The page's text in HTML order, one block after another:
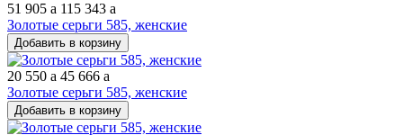
51 905 a 115 343 a
Золотые серьги 585, женские
Добавить в корзину
20 550 a 45 666 a
Золотые серьги 585, женские
Добавить в корзину